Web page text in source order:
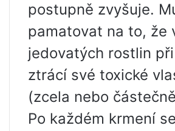
postupně zvyšuje.
pamatovat na to, že
jedovatých rostlin
ztrácí své toxické
(zcela nebo
Po každém krmení se